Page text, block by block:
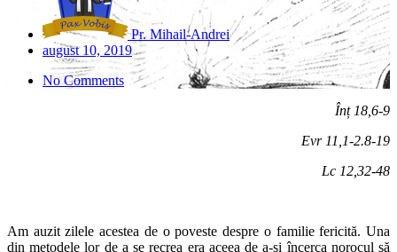
Pr. Mihail-Andrei
august 10, 2019
No Comments
Înț 18,6-9
Evr 11,1-2.8-19
Lc 12,32-48
Am auzit zilele acestea de o poveste despre o familie fericită. Una
din metodele lor de a se recrea era aceea de a-și încerca norocul să